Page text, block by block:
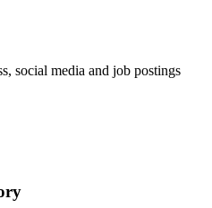
social media and job postings